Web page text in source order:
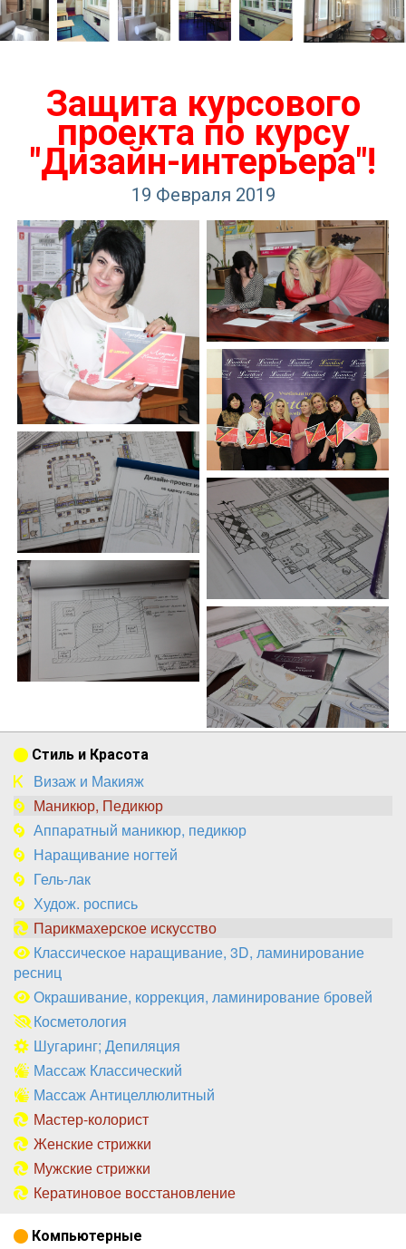
Защита курсового
проекта по курсу
"Дизайн-интерьера"!
19 Февраля 2019
Стиль и Красота
Визаж и Макияж
Маникюр, Педикюр
Аппаратный маникюр, педикюр
Наращивание ногтей
Гель-лак
Худож. роспись
Парикмахерское искусство
Классическое наращивание, 3D, ламинирование
ресниц
Окрашивание, коррекция, ламинирование бровей
Косметология
Шугаринг; Депиляция
Массаж Классический
Массаж Антицеллюлитный
Мастер-колорист
Женские стрижки
Мужские стрижки
Кератиновое восстановление
Компьютерные